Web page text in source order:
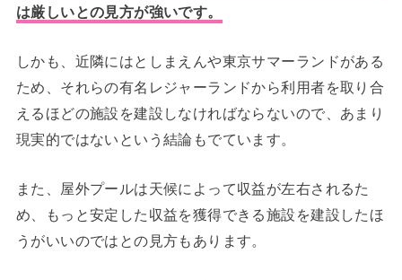
は厳しいとの見方が強いです。
しかも、近隣にはとしまえんや東京サマーランドがある
ため、それらの有名レジャーランドから利用者を取り合
えるほどの施設を建設しなければならないので、あまり
現実的ではないという結論もでています。
また、屋外プールは天候によって収益が左右されるた
め、もっと安定した収益を獲得できる施設を建設したほ
うがいいのではとの見方もあります。